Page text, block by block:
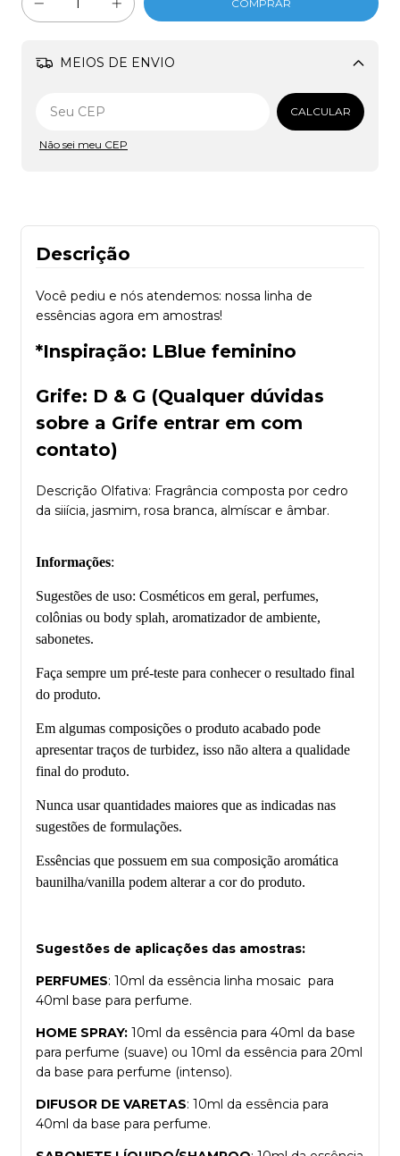
MEIOS DE ENVIO
Alterar CEP
CALCULAR
Não sei meu CEP
Descrição
Você pediu e nós atendemos: nossa linha de
essências agora em amostras!
*Inspiração: LBlue feminino
Grife: D & G (Qualquer dúvidas
sobre a Grife entrar em com
contato)
Descrição Olfativa: Fragrância composta por cedro
da siiícia, jasmim, rosa branca, almíscar e âmbar.
Informações:
Sugestões de uso: Cosméticos em geral, perfumes,
colônias ou body splah, aromatizador de ambiente,
sabonetes.
Faça sempre um pré-teste para conhecer o resultado final
do produto.
Em algumas composições o produto acabado pode
apresentar traços de turbidez, isso não altera a qualidade
final do produto.
Nunca usar quantidades maiores que as indicadas nas
sugestões de formulações.
Essências que possuem em sua composição aromática
baunilha/vanilla podem alterar a cor do produto.
Sugestões de aplicações das amostras:
PERFUMES: 10ml da essência linha mosaic para
40ml base para perfume.
HOME SPRAY: 10ml da essência para 40ml da base
para perfume (suave) ou 10ml da essência para 20ml
da base para perfume (intenso).
DIFUSOR DE VARETAS: 10ml da essência para
40ml da base para perfume.